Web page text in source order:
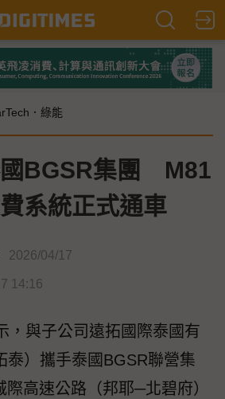
．綠能
BGSR集團 M81
系統正式通車
2026/04/17
14:16
，與子公司遠拓國際泰國有
泰）攜手泰國BGSR聯營集
際高速公路（邦耶─北碧府）